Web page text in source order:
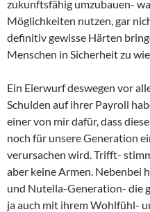
zukunftsfähig umzubauen-
Möglichkeiten nutzen, gar
definitiv gewisse Härten
Menschen in Sicherheit zu
Ein Eierwurf deswegen vor
Schulden auf ihrer Payroll
einer von mir dafür, dass
noch für unsere Generation
verursachen wird. Trifft-
aber keine Armen. Nebenbei
und Nutella-Generation- die
ja auch mit ihrem Wohlfühl-